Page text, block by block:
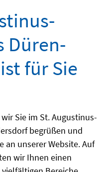
Düren-
für Sie
Sie im St. Augustinus-
begrüßen und
an unserer Website. Auf
wir Ihnen einen